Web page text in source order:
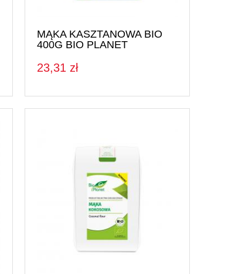
MĄKA KASZTANOWA BIO
400G BIO PLANET
23,31 zł